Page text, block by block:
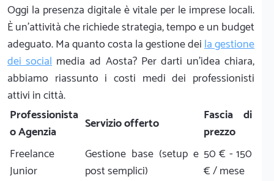
Oggi la presenza digitale è vitale per le imprese locali.
È un'attività che richiede strategia, tempo e un budget
adeguato. Ma quanto costa la gestione deila gestione
dei social media ad Aosta? Per darti un'idea chiara,
abbiamo riassunto i costi medi dei professionisti
attivi in città.
Professionista
o Agenzia
Servizio offerto
Fascia di
prezzo
Freelance
Junior
Gestione base (setup e
post semplici)
50 € - 150
€ / mese